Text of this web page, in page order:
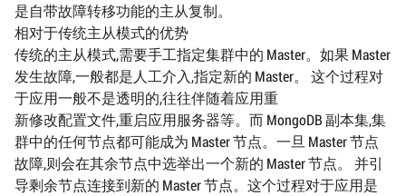
是自带故障转移功能的主从复制。
相对于传统主从模式的优势
传统的主从模式,需要手工指定集群中的 Master。如果 Master
发生故障,一般都是人工介入,指定新的 Master。 这个过程对
于应用一般不是透明的,往往伴随着应用重
新修改配置文件,重启应用服务器等。而 MongoDB 副本集,集
群中的任何节点都可能成为 Master 节点。一旦 Master 节点
故障,则会在其余节点中选举出一个新的 Master 节点。 并引
导剩余节点连接到新的 Master 节点。这个过程对于应用是